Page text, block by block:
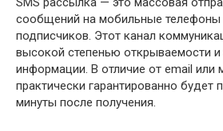
сообщений на мобильные телефоны
подписчиков. Этот канал
высокой степенью открываемости
информации. В отличие от email или
практически гарантированно будет
минуты после получения.